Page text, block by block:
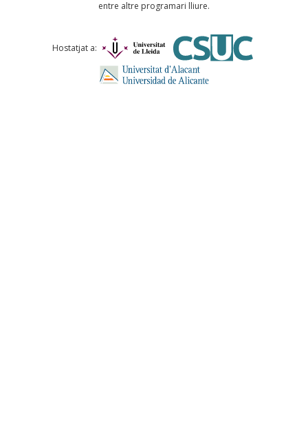
Comentari *
entre altre programari lliure.
Hostatjat a: